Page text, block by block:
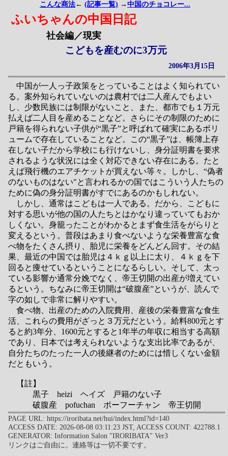
こんな商法 ← (記事一覧) → 中国のチョコレー...
ふいちゃんの中国日記
社会編／現実
こどもを産むのに3万元
2006年3月15日
中国が一人っ子政策をとっていることはよく知られてい
る。案外知られていないのは農村では二人産んでもよい
し、少数民族には制限がないこと、また、都市でも１万元
払えば二人目を産めることなど。さらにその制限のために
戸籍を得られない子供が“黒子”と呼ばれて確実にあるボリ
ュームで存在していることなど。この“黒子”は、帳簿上存
在しない子だから学校にも行けないし、身分証明書を要求
されるような状況には全く対応できない存在にある。たと
えば飛行機のエアチケットが買えない等々。しかし、“偽者
のないものはない"と言われるかの国ではこういう人たちの
ために偽の身分証明書がすでにあるのかもしれない。
しかし、通常はこどもは一人である。だから、こどもに
対する思いが他の国の人たちとはかなり違っていてもおか
しくない。身籠ったことがわかるとまず食生活をがらりと
変えるという。普段はあまり食べないような栄養豊富な食
べ物をたくさん摂り、胎児に栄養をどんどん回す。その結
果、最近の中国では胎児は４ｋｇ以上に太り、４ｋｇを下
回ると痩せているということになるらしい。そして、太っ
ている影響か通常分娩でなく、帝王切開の出産が増えてい
るという。ちなみに帝王切開は“破腹産”というが、読んで
字の如しで非常に解りやすい。
食べ物、出産のための入院費用、産後の栄養豊富な食生
活、これらの費用がざっと３万元だという。給料800元とす
ると約3年分、1600元とすると1年半の年収に相当する高額
であり、日本では考えられないような支出比率であるが、
自分たちのたった一人の後継者のためには惜しくない金額
だともいう。
【註】
黒子 heizi ヘイズ 戸籍のない子
破腹産 pofuchan ポーフーチャン 帝王切開